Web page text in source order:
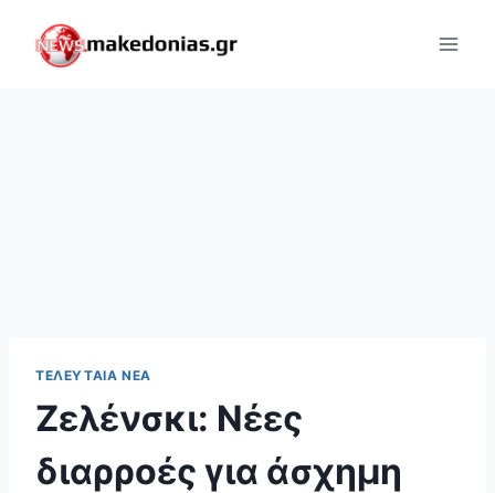
content
ΤΕΛΕΥΤΑΊΑ ΝΈΑ
Ζελένσκι: Νέες
διαρροές για άσχημη